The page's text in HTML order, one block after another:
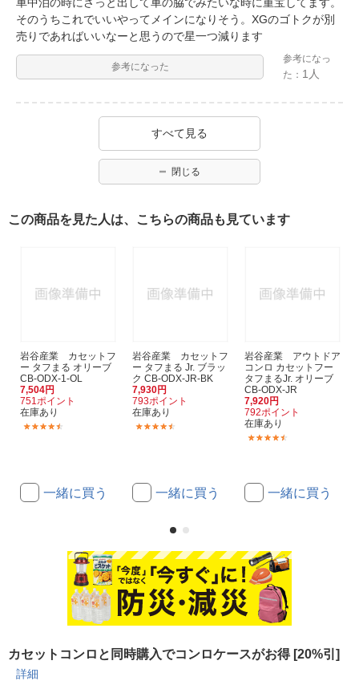
そのうちこれでいいやってメインになりそう。XGのゴトクが別
売りであればいいなーと思うので星一つ減ります
参考になった
参考になっ
た： 1人
すべて見る
閉じる
この商品を見た人は、こちらの商品も見ています
岩谷産業 カセットフ
ー タフまる オリーブ
CB-ODX-1-OL
7,504円
751ポイント
在庫あり
一緒に買う
岩谷産業 カセットフ
ー タフまる Jr. ブラッ
ク CB-ODX-JR-BK
7,930円
793ポイント
在庫あり
一緒に買う
岩谷産業 アウトドア
コンロ カセットフー
タフまるJr. オリーブ
CB-ODX-JR
7,920円
792ポイント
在庫あり
一緒に買う
カセットコンロと同時購入でコンロケースがお得 [20%引]
詳細